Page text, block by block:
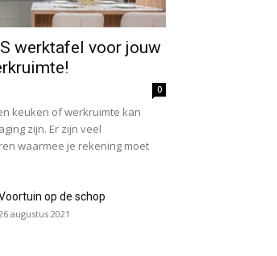
werktafel voor jouw
0
keuken of werkruimte kan
zijn. Er zijn veel
waarmee je rekening moet
op de schop
augustus 2021